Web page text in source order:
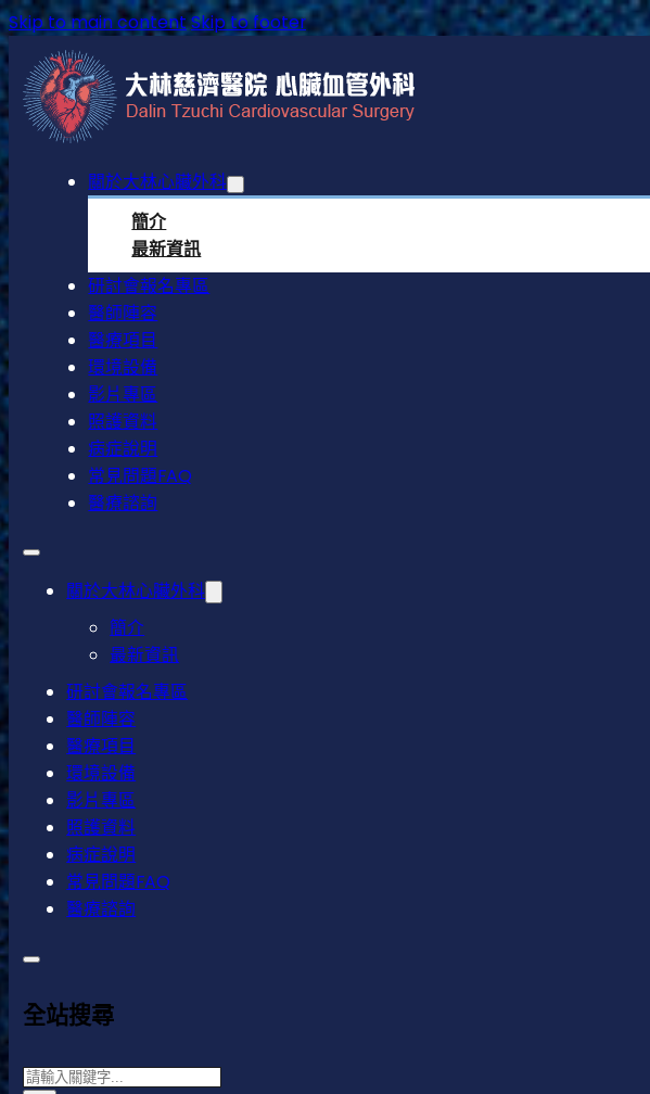
Skip to main contentSkip to footer
關於大林心臟外科
簡介
最新資訊
研討會報名專區
醫師陣容
醫療項目
環境設備
影片專區
照護資料
病症說明
常見問題FAQ
醫療諮詢
關於大林心臟外科
簡介
最新資訊
研討會報名專區
醫師陣容
醫療項目
環境設備
影片專區
照護資料
病症說明
常見問題FAQ
醫療諮詢
全站搜尋
Search